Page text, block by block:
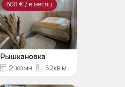
600 € / в месяц
Рышкановка
2 комн. 52кв.м.